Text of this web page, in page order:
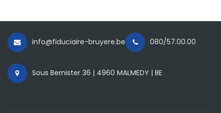
info@fiduciaire-bruyere.be 080/57.00.00
Sous Bernister 36 | 4960 MALMEDY | BE